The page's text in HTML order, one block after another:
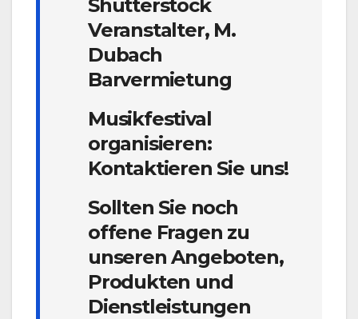
Shutterstock
Veranstalter, M.
Dubach
Barvermietung
Musikfestival
organisieren:
Kontaktieren Sie uns!
Sollten Sie noch
offene Fragen zu
unseren Angeboten,
Produkten und
Dienstleistungen